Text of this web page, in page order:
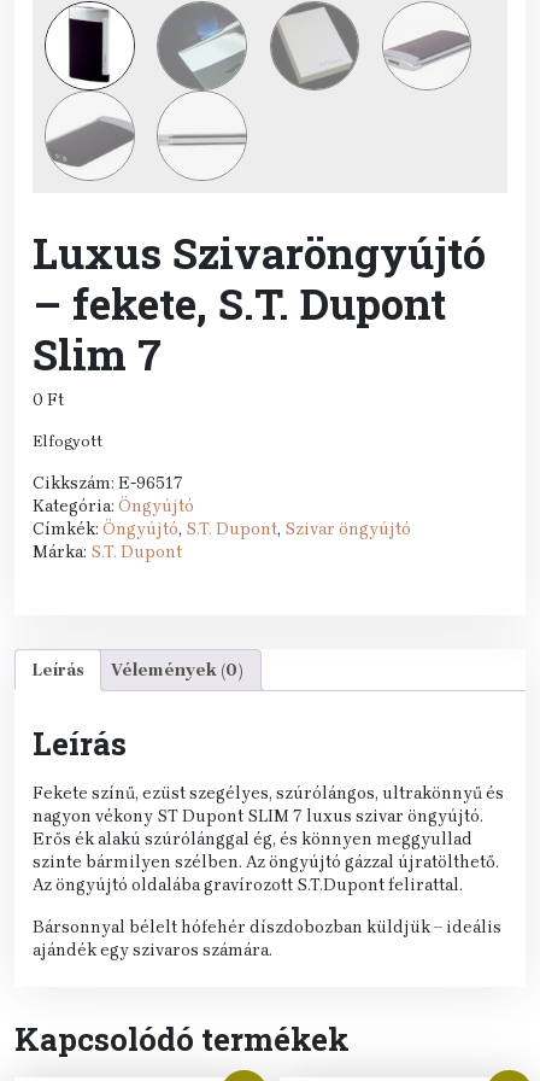
Luxus Szivaröngyújtó
– fekete, S.T. Dupont
Slim 7
0 Ft
Elfogyott
Cikkszám: E-96517
Kategória: Öngyújtó
Címkék: Öngyújtó, S.T. Dupont, Szivar öngyújtó
Márka: S.T. Dupont
Leírás Vélemények (0)
Leírás
Fekete színű, ezüst szegélyes, szúrólángos, ultrakönnyű és
nagyon vékony ST Dupont SLIM 7 luxus szivar öngyújtó.
Erős ék alakú szúrólánggal ég, és könnyen meggyullad
szinte bármilyen szélben. Az öngyújtó gázzal újratölthető.
Az öngyújtó oldalába gravírozott S.T.Dupont felirattal.
Bársonnyal bélelt hófehér díszdobozban küldjük – ideális
ajándék egy szivaros számára.
Kapcsolódó termékek